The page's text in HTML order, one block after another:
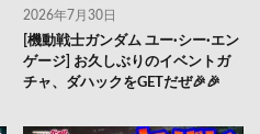
2026年7月30日
[機動戦士ガンダム ユー·シー·エン
ゲージ] お久しぶりのイベントガ
チャ、ダハックをGETだぜ🎉🎉